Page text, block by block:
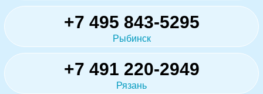
+7 495 843-5295
Рыбинск
+7 491 220-2949
Рязань